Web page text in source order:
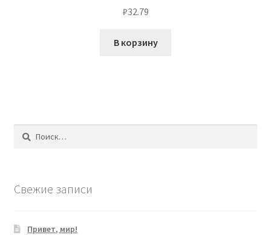
₽32.79
В корзину
Найти:
Свежие записи
Привет, мир!